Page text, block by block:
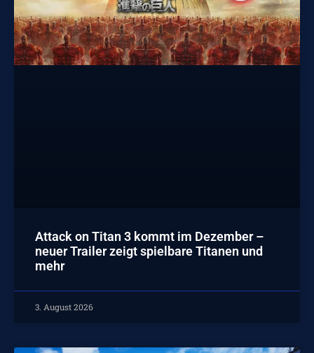
Attack on Titan 3 kommt im Dezember –
neuer Trailer zeigt spielbare Titanen und
mehr
3. August 2026